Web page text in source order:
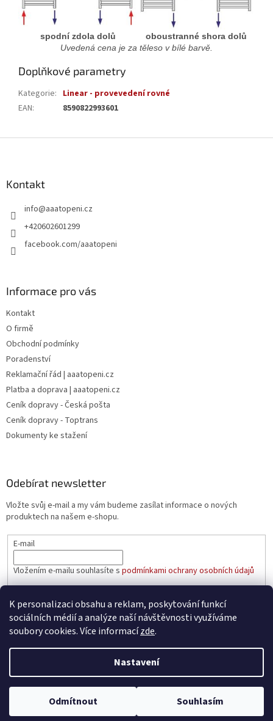
K personalizaci obsahu a reklam, poskytování funkcí
sociálních médií a analýze naší návštěvnosti využíváme
soubory cookies. Více informacízde.
Nastavení
Odmítnout Souhlasím
spodní zdola dolů
oboustranné shora dolů
Uvedená cena je za těleso v bílé barvě.
Doplňkové parametry
Kategorie: Linear - provevedení rovné
EAN: 8590822993601
Kontakt
info@aaatopeni.cz
+420602601299
facebook.com/aaatopeni
Informace pro vás
Kontakt
O firmě
Obchodní podmínky
Poradenství
Reklamační řád | aaatopeni.cz
Platba a doprava | aaatopeni.cz
Ceník dopravy - Česká pošta
Ceník dopravy - Toptrans
Dokumenty ke stažení
Odebírat newsletter
Vložte svůj e-mail a my vám budeme zasílat informace o nových
produktech na našem e-shopu.
E-mail
Vložením e-mailu souhlasíte s podmínkami ochrany osobních údajů
PŘIHLÁSIT SE
Copyright 2026aaatopeni.cz. Všechna práva vyhrazena.Upravit